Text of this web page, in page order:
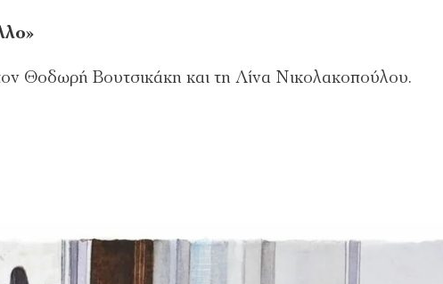
Θοδωρή Βουτσικάκη και τη Λίνα Νικολακοπούλου.